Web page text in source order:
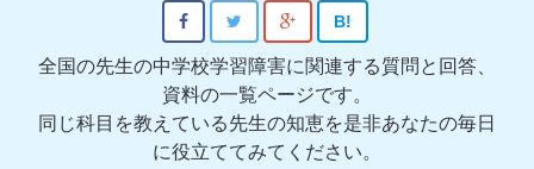
B!
全国の先生の中学校学習障害に関連する質問と回答、
資料の一覧ページです。
同じ科目を教えている先生の知恵を是非あなたの毎日
に役立ててみてください。